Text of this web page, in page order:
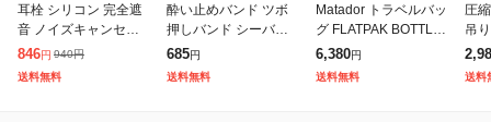
耳栓
耳栓 シリコン 完全遮
音 ノイズキャンセリ
ング 痛くない 睡眠 安
眠 いびき 聴覚過敏 仕
事 勉強 ケース付 防音
846円 940円
送料無料
酔い止めバンド ツボ
押しバンド シーバン
ド つわりバンド ツボ
押し ツボ つわり 妊婦
船酔い 車酔い 乗り物
685円
送料無料
Matador トラベルバッ
グ FLATPAK BOTTLE
(フラットパック ボト
ル/3P) ONE SIZE マル
チカラー
6,380円
送料無料
圧
吊
ゃ
ト
グ
送料